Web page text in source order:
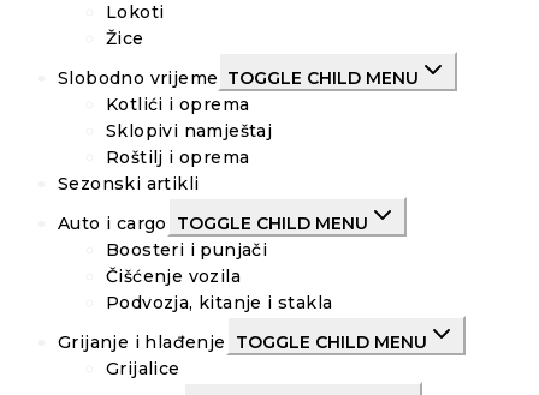
Lokoti
Žice
Slobodno vrijeme TOGGLE CHILD MENU
Kotlići i oprema
Sklopivi namještaj
Roštilj i oprema
Sezonski artikli
Auto i cargo
TOGGLE CHILD MENU
Boosteri i punjači
Čišćenje vozila
Podvozja, kitanje i stakla
Grijanje i hlađenje
TOGGLE CHILD MENU
Grijalice